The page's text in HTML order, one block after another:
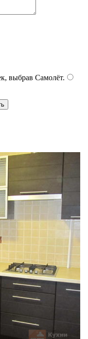
выбрав Самолёт.